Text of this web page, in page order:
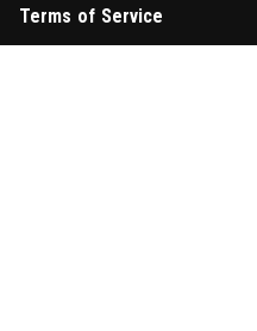
Terms of Service